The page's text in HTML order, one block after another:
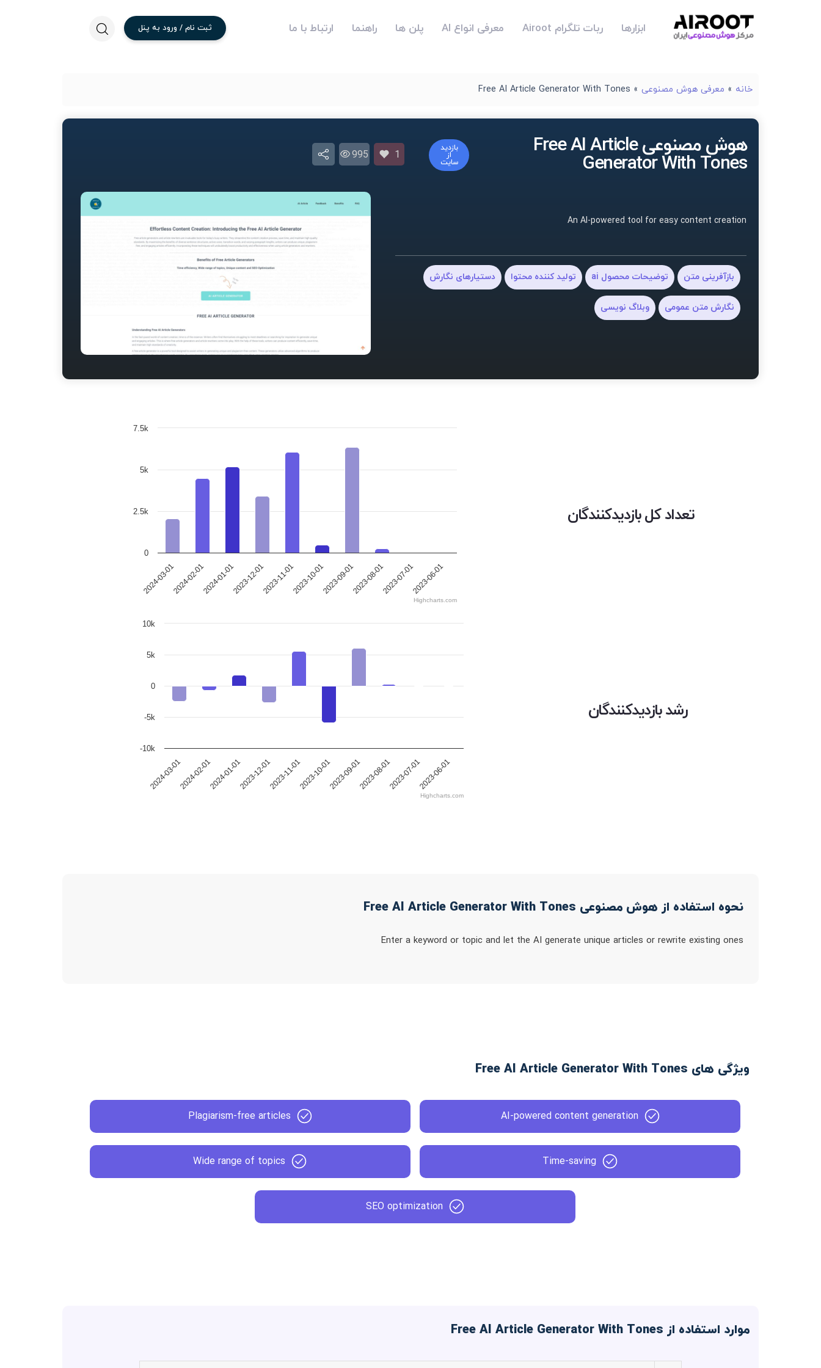
ابزارها ربات تلگرام Airoot معرفی انواع AI پلن ها راهنما ارتباط با ما ثبت نام / ورود به پنل
خانه » معرفی هوش مصنوعی »
Free AI Article Generator With Tones
هوش مصنوعی Free AI Article
Generator With Tones
بازدید
از
سایت
1
995
An AI-powered tool for easy content creation
بازآفرینی متن توضیحات محصول ai تولید کننده محتوا دستیارهای نگارش
نگارش متن عمومی وبلاگ نویسی
تعداد کل بازدیدکنندگان
2024-03-012024-02-012024-01-012023-12-012023-11-012023-10-012023-09-012023-08-012023-07-012023-06-01
0
2.5k
5k
7.5k
Highcharts.com
رشد بازدیدکنندگان
2024-03-012024-02-012024-01-012023-12-012023-11-012023-10-012023-09-012023-08-012023-07-012023-06-01
-10k
-5k
0
5k
10k
Highcharts.com
نحوه استفاده از هوش مصنوعی Free AI Article Generator With Tones
Enter a keyword or topic and let the AI generate unique articles or rewrite existing ones
ویژگی های Free AI Article Generator With Tones
AI-powered content generation
Plagiarism-free articles
Time-saving
Wide range of topics
SEO optimization
موارد استفاده از Free AI Article Generator With Tones